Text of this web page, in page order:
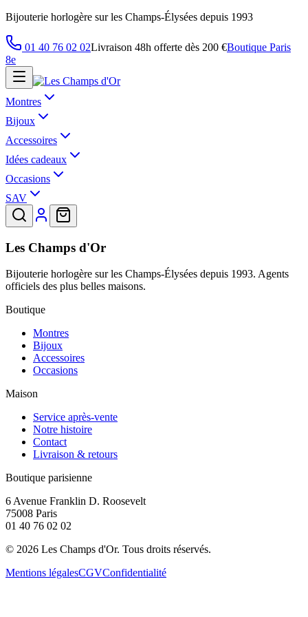
Bijouterie horlogère sur les Champs-Élysées depuis 1993
01 40 76 02 02Livraison 48h offerte dès 200 €Boutique Paris
8e
Montres
Bijoux
Accessoires
Idées cadeaux
Occasions
SAV
Les Champs d'Or
Bijouterie horlogère sur les Champs-Élysées depuis 1993. Agents
officiels des plus belles maisons.
Boutique
Montres
Bijoux
Accessoires
Occasions
Maison
Service après-vente
Notre histoire
Contact
Livraison & retours
Boutique parisienne
6 Avenue Franklin D. Roosevelt
75008 Paris
01 40 76 02 02
© 2026 Les Champs d'Or. Tous droits réservés.
Mentions légalesCGVConfidentialité